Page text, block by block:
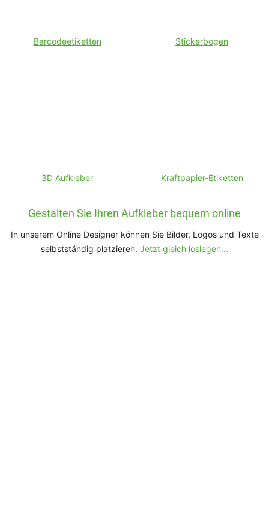
Barcodeetiketten Stickerbogen
3D Aufkleber Kraftpapier-Etiketten
Gestalten Sie Ihren Aufkleber bequem online
In unserem Online Designer können Sie Bilder, Logos und Texte
selbstständig platzieren. Jetzt gleich loslegen...